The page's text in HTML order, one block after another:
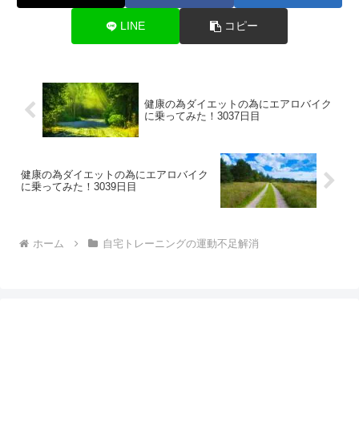
LINE コピー
健康の為ダイエットの為にエアロバイク
に乗ってみた！3037日目
健康の為ダイエットの為にエアロバイク
に乗ってみた！3039日目
ホーム 自宅トレーニングの運動不足解消